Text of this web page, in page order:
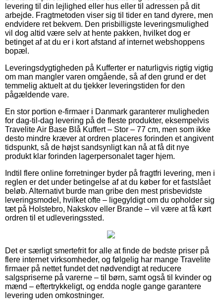
levering til din lejlighed eller hus eller til adressen på dit
arbejde. Fragtmetoden viser sig til tider en tand dyrere, men
endvidere ret bekvem. Den prisbilligste leveringsmulighed
vil dog altid være selv at hente pakken, hvilket dog er
betinget af at du er i kort afstand af internet webshoppens
bopæl.
Leveringsdygtigheden på Kufferter er naturligvis rigtig vigtig
om man mangler varen omgående, så af den grund er det
temmelig aktuelt at du tjekker leveringstiden for den
pågældende vare.
En stor portion e-firmaer i Danmark garanterer muligheden
for dag-til-dag levering på de fleste produkter, eksempelvis
Travelite Air Base Blå Kuffert – Stor – 77 cm, men som ikke
desto mindre kræver at ordren placeres forinden et angivent
tidspunkt, så de højst sandsynligt kan nå at få dit nye
produkt klar forinden lagerpersonalet tager hjem.
Indtil flere online forretninger byder på fragtfri levering, men i
reglen er det under betingelse af at du køber for et fastslået
beløb. Alternativt burde man gribe den mest prisbevidste
leveringsmodel, hvilket ofte – ligegyldigt om du opholder sig
tæt på Holstebro, Nakskov eller Brande – vil være at få kørt
ordren til et udleveringssted.
Det er særligt smertefrit for alle at finde de bedste priser på
flere internet virksomheder, og følgelig har mange Travelite
firmaer på nettet fundet det nødvendigt at reducere
salgspriserne på varerne – til børn, samt også til kvinder og
mænd – eftertrykkeligt, og endda nogle gange garantere
levering uden omkostninger.